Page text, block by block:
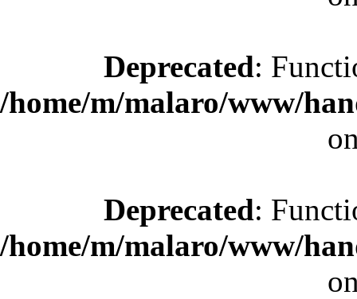
Deprecated:
/home/m/malaro/www/
Deprecated:
/home/m/malaro/www/